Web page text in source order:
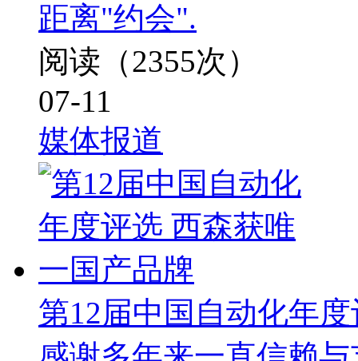
距离"约会".
阅读（2355次）
07-11
媒体报道
第12届中国自动化年